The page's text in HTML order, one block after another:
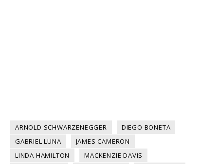
ARNOLD SCHWARZENEGGER
DIEGO BONETA
GABRIEL LUNA
JAMES CAMERON
LINDA HAMILTON
MACKENZIE DAVIS